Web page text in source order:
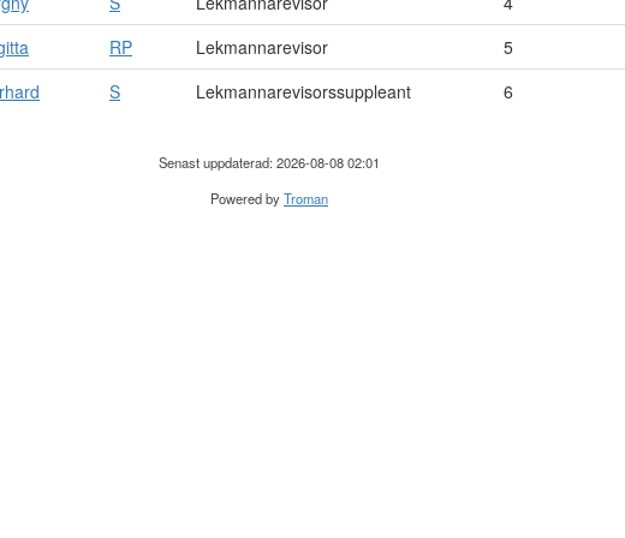
RP Lekmannarevisor
5
S Lekmannarevisorssuppleant 6
Senast uppdaterad: 2026-08-08 02:01
Powered byTroman